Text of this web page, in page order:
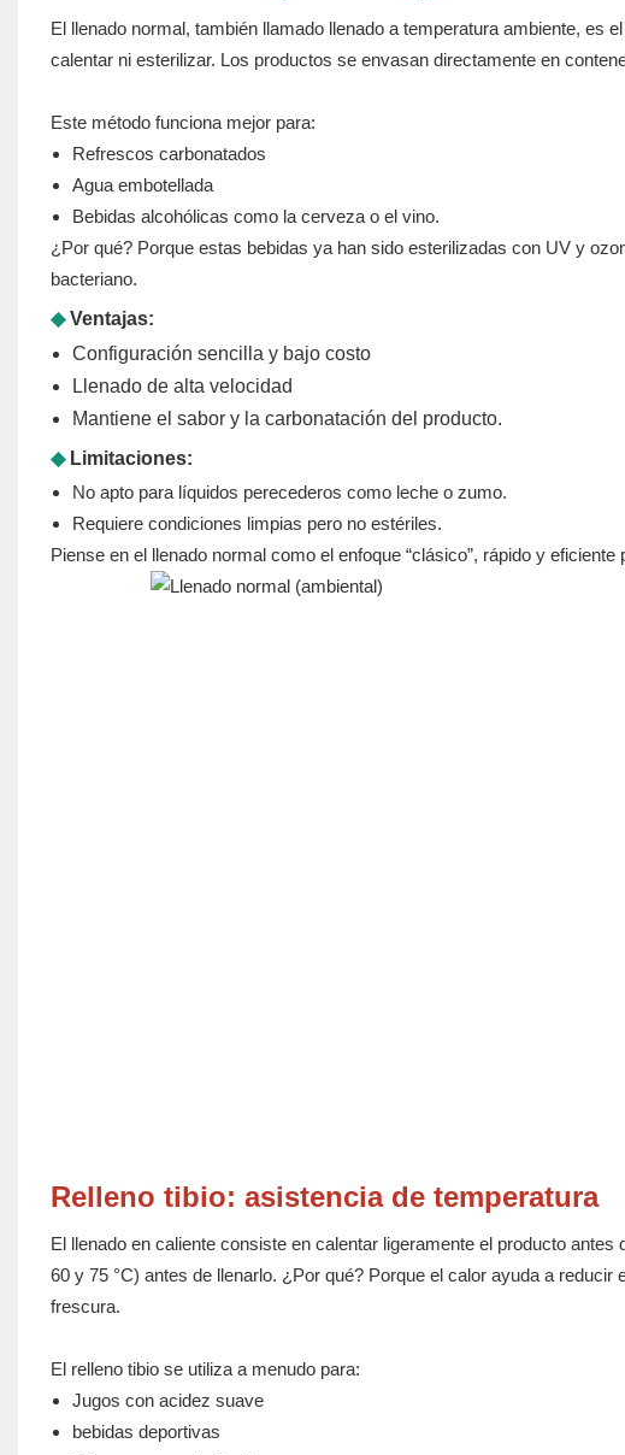
El llenado normal, también llamado llenado a temperatura ambiente, es
calentar ni esterilizar. Los productos se envasan directamente en
Este método funciona mejor para:
Refrescos carbonatados
Agua embotellada
Bebidas alcohólicas como la cerveza o el vino.
¿Por qué? Porque estas bebidas ya han sido esterilizadas con UV y
bacteriano.
◆Ventajas:
Configuración sencilla y bajo costo
Llenado de alta velocidad
Mantiene el sabor y la carbonatación del producto.
◆Limitaciones:
No apto para líquidos perecederos como leche o zumo.
Requiere condiciones limpias pero no estériles.
Piense en el llenado normal como el enfoque “clásico”, rápido y
Relleno tibio: asistencia de temperatura
El llenado en caliente consiste en calentar ligeramente el producto
60 y 75 °C) antes de llenarlo. ¿Por qué? Porque el calor ayuda a
frescura.
El relleno tibio se utiliza a menudo para:
Jugos con acidez suave
bebidas deportivas